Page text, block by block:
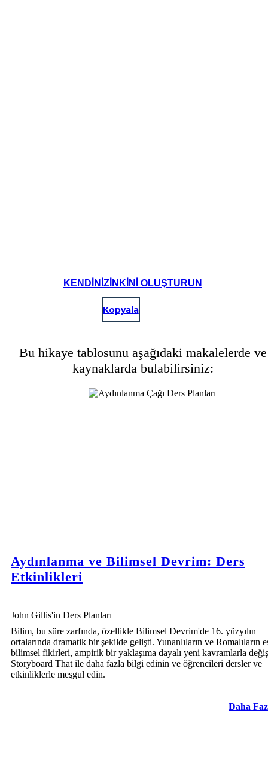
KENDINIZINKINI OLUŞTURUN
Kopyala
Bu hikaye tablosunu aşağıdaki makalelerde ve
kaynaklarda bulabilirsiniz:
Aydınlanma ve Bilimsel Devrim: Ders
Etkinlikleri
John Gillis'in Ders Planları
Bilim, bu süre zarfında, özellikle Bilimsel Devrim'de 16. yüzyılın
ortalarında dramatik bir şekilde gelişti. Yunanlıların ve Romalıların
bilimsel fikirleri, ampirik bir yaklaşıma dayalı yeni kavramlarla
Storyboard That ile daha fazla bilgi edinin ve öğrencileri dersler ve
etkinliklerle meşgul edin.
Daha